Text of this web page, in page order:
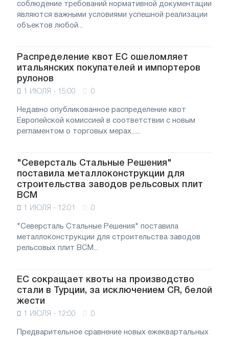
соблюдение требований нормативной документации
являются важными условиями успешной реализации
объектов любой...
Распределение квот ЕС ошеломляет
итальянских покупателей и импортеров
рулонов
1 ИЮЛЯ - 15:00 0
Недавно опубликованное распределение квот
Европейской комиссией в соответствии с новым
регламентом о торговых мерах......
"Северсталь Стальные Решения"
поставила металлоконструкции для
строительства заводов рельсовых плит
ВСМ
1 ИЮЛЯ - 12:01 0
"Северсталь Стальные Решения" поставила
металлоконструкции для строительства заводов
рельсовых плит ВСМ...
ЕС сокращает квоты на производство
стали в Турции, за исключением CR, белой
жести
1 ИЮЛЯ - 12:00 0
Предварительное сравнение новых ежеквартальных